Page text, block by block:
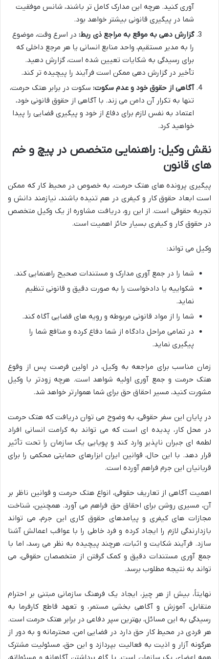
آوری کنید. هرچه این مدارک کامل تر باشند، شانس موفقیت
شما در پیگیری قانونی بیشتر خواهد بود.
گزارش دهی به موقع به مراجع ذی ربط: در اسرع وقت، موضوع
را به مدیر مستقیم، واحد منابع انسانی یا هر مرجع داخلی که
برای رسیدگی به شکایات تعیین شده است، گزارش دهید.
تأخیر در گزارش دهی ممکن است فرآیند را پیچیده تر کند.
آگاهی از حقوق خود و عدم سکوت: سکوت در برابر هتک حرمت،
تنها به تکرار آن دامن می زند. با آگاهی از حقوق قانونی خود،
اعتماد به نفس لازم برای دفاع از خود و پیگیری قضایی را پیدا
خواهید کرد.
نقش وکیل: راهنمایی متخصص در پیچ و خم
های قانون
پیگیری پرونده های هتک حرمت، به خصوص در محیط کار که ممکن
است ابعاد حقوق کار و کیفری در هم تنیده باشند، نیازمند دانش و
تجربه حقوقی است. از این رو، دریافت مشاوره از یک وکیل متخصص
در حقوق کار و کیفری بسیار حائز اهمیت است.
وکیل می تواند:
شما را در جمع آوری مدارک و مستندات صحیح راهنمایی کند.
شکواییه یا دادخواست را به صورت دقیق و قانونی تنظیم
نماید.
شما را از مواد قانونی مربوطه و رویه های قضایی آگاه کند.
در تمامی مراحل دادگاه از شما دفاع کرده و منافع شما را
پیگیری نماید.
زمان مناسب برای مراجعه به وکیل، در اولین فرصت پس از وقوع
هتک حرمت و جمع آوری اولیه شواهد است. هرچه زودتر با وکیل
مشورت کنید، مسیر احقاق حق برای شما هموارتر خواهد شد.
در پایان این سفر حقوقی، به وضوح می توان دریافت که هتک حرمت
در محل کار، پدیده ای است که می تواند به کرامت انسانی افراد
لطمه ای جبران ناپذیر وارد کند و پویایی یک سازمان را تحت تأثیر
قرار دهد. با این حال، قوانین ایران ابزارهای حمایتی محکمی را برای
قربانیان این جرم فراهم آورده است.
اهمیت آگاهی از تعاریف حقوقی، انواع هتک حرمت و قوانین ناظر بر
آن، مسیری روشن برای احقاق حق فراهم می آورد. همچنین، شناخت
مجازات های کیفری و پیامدهای حقوق کاری این جرم، می تواند
بازدارندگی لازم را ایجاد کرده و فرد خاطی را با عواقب اعمالش آشنا
سازد. فرآیند شکایت و اثبات، هرچند پیچیده به نظر می رسد، اما با
جمع آوری مستندات دقیق و کمک گرفتن از متخصصان حقوقی، می
تواند به نتیجه مطلوب برسد.
نهایتاً، بیش از هر چیز، ایجاد یک فرهنگ سازمانی مبتنی بر احترام
متقابل، آموزش و آگاهی بخشی مستمر، و تعهد قاطع کارفرما به
رسیدگی به این مسائل، بهترین سپر دفاعی در برابر هتک حرمت است.
هر فردی در محیط کار حق دارد در فضایی امن، محترمانه و به دور از
هرگونه آزار و اذیت به فعالیت بپردازد و این حق، مسئولیت مشترک